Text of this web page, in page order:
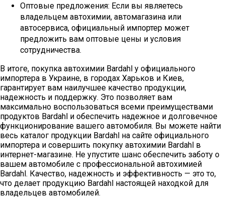
Оптовые предложения: Если вы являетесь
владельцем автохимии, автомагазина или
автосервиса, официальный импортер может
предложить вам оптовые цены и условия
сотрудничества.
В итоге, покупка автохимии Bardahl у официального
импортера в Украине, в городах Харьков и Киев,
гарантирует вам наилучшее качество продукции,
надежность и поддержку. Это позволяет вам
максимально воспользоваться всеми преимуществами
продуктов Bardahl и обеспечить надежное и долговечное
функционирование вашего автомобиля. Вы можете найти
весь каталог продукции Bardahl на сайте официального
импортера и совершить покупку автохимии Bardahl в
интернет-магазине. Не упустите шанс обеспечить заботу о
вашем автомобиле с профессиональной автохимией
Bardahl. Качество, надежность и эффективность — это то,
что делает продукцию Bardahl настоящей находкой для
владельцев автомобилей.